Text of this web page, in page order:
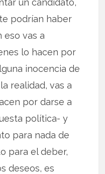
un candidato,
podrían haber
eso vas a
lo hacen por
inocencia de
realidad, vas a
por darse a
política- y
para nada de
para el deber,
deseos, es